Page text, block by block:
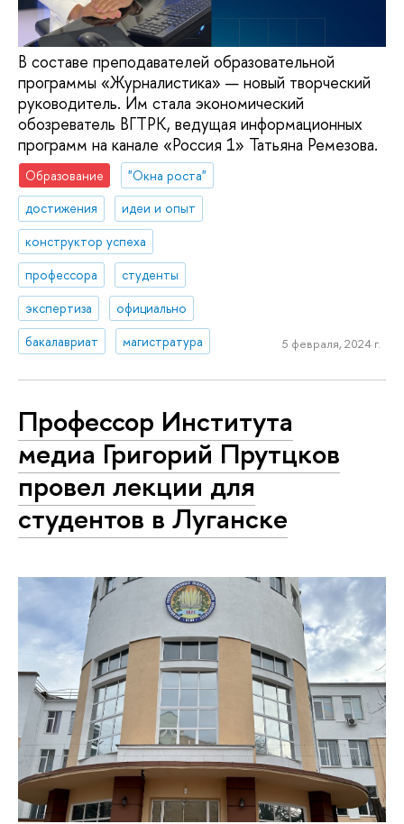
В составе преподавателей образовательной
программы «Журналистика» — новый творческий
руководитель. Им стала экономический
обозреватель ВГТРК, ведущая информационных
программ на канале «Россия 1» Татьяна Ремезова.
Образование
"Окна роста"
достижения
идеи и опыт
конструктор успеха
профессора
студенты
экспертиза
официально
бакалавриат
магистратура 5 февраля, 2024 г.
Профессор Института
медиа Григорий Прутцков
провел лекции для
студентов в Луганске